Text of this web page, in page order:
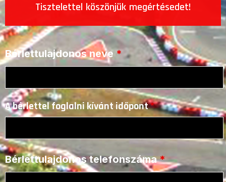
Tisztelettel köszönjük megértésedet!
Bérlettulajdonos neve *
A bérlettel foglalni kívánt időpont*
Bérlettulajdonos telefonszáma*